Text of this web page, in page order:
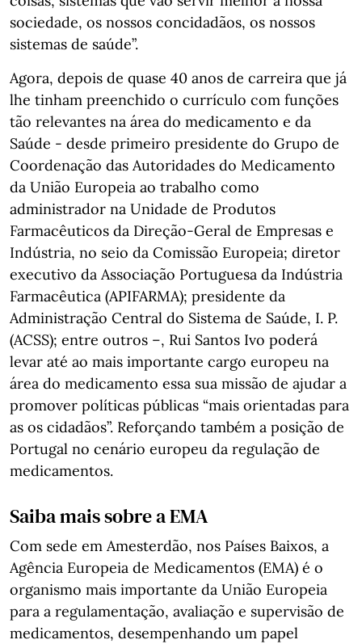
sociedade, os nossos concidadãos, os nossos
sistemas de saúde”.
Agora, depois de quase 40 anos de carreira que já
lhe tinham preenchido o currículo com funções
tão relevantes na área do medicamento e da
Saúde - desde primeiro presidente do Grupo de
Coordenação das Autoridades do Medicamento
da União Europeia ao trabalho como
administrador na Unidade de Produtos
Farmacêuticos da Direção-Geral de Empresas e
Indústria, no seio da Comissão Europeia; diretor
executivo da Associação Portuguesa da Indústria
Farmacêutica (APIFARMA); presidente da
Administração Central do Sistema de Saúde, I. P.
(ACSS); entre outros –, Rui Santos Ivo poderá
levar até ao mais importante cargo europeu na
área do medicamento essa sua missão de ajudar a
promover políticas públicas “mais orientadas para
as os cidadãos”. Reforçando também a posição de
Portugal no cenário europeu da regulação de
medicamentos.
Saiba mais sobre a EMA
Com sede em Amesterdão, nos Países Baixos, a
Agência Europeia de Medicamentos (EMA) é o
organismo mais importante da União Europeia
para a regulamentação, avaliação e supervisão de
medicamentos, desempenhando um papel